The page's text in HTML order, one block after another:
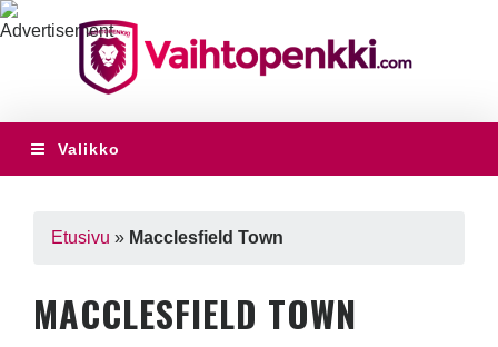
Valikko
Etusivu » Macclesfield Town
MACCLESFIELD TOWN